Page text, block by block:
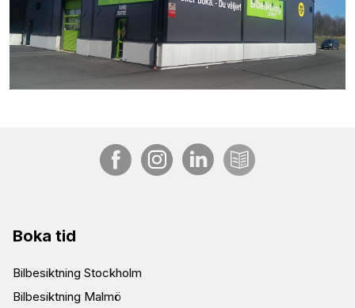
Boka tid
Bilbesiktning Stockholm
Bilbesiktning Malmö